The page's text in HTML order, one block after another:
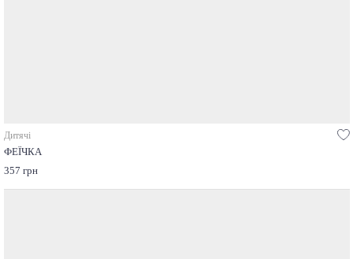
Дитячі
ФЕЇЧКА
357 грн